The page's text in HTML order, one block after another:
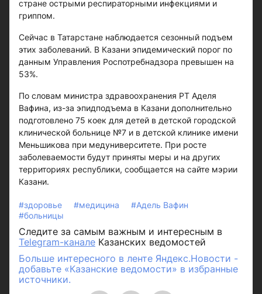
стране острыми респираторными инфекциями и
гриппом.
Сейчас в Татарстане наблюдается сезонный подъем
этих заболеваний. В Казани эпидемический порог по
данным Управления Роспотребнадзора превышен на
53%.
По словам министра здравоохранения РТ Аделя
Вафина, из-за эпидподъема в Казани дополнительно
подготовлено 75 коек для детей в детской городской
клинической больнице №7 и в детской клинике имени
Меньшикова при медуниверситете. При росте
заболеваемости будут приняты меры и на других
территориях республики, сообщается на сайте мэрии
Казани.
#здоровье #медицина
#Адель Вафин
#больницы
Следите за самым важным и интересным в
Telegram-канале Казанских ведомостей
Больше интересного в ленте Яндекс.Новости -
добавьте «Казанские ведомости» в избранные
источники.